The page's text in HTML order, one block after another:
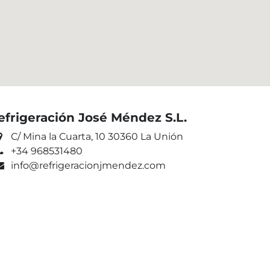
José Méndez S.L.
C/ Mina la Cuarta, 10 30360 La Unión
+34 968531480
info@refrigeracionjmendez.com